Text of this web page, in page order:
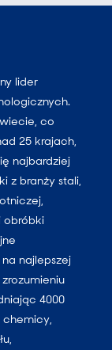
lider
co
25 krajach,
najbardziej
z branży stali,
obróbki
najlepszej
4000
chemicy,